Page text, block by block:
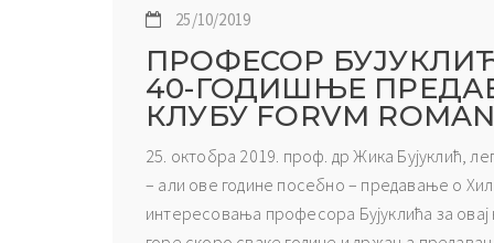
25/10/2019
ПРОФЕСОР
40-ГОДИШЊЕ
КЛУБУ FORVM
25. октобра 2019. проф. др Жика Бујуклић,
– али ове године посебно – предавање о
интересовања професора Бујуклића за